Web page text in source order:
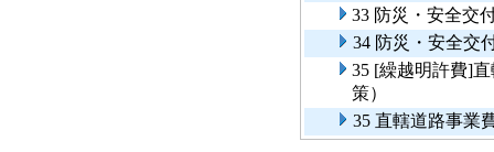
33 防災・安全交
34 防災・安全交
35 [繰越明許費]
策）
35 直轄道路事業